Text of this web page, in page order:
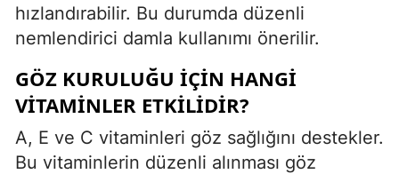
hızlandırabilir. Bu durumda düzenli
nemlendirici damla kullanımı önerilir.
GÖZ KURULUĞU IÇIN HANGI
VITAMINLER ETKILIDIR?
A, E ve C vitaminleri göz sağlığını destekler.
Bu vitaminlerin düzenli alınması göz